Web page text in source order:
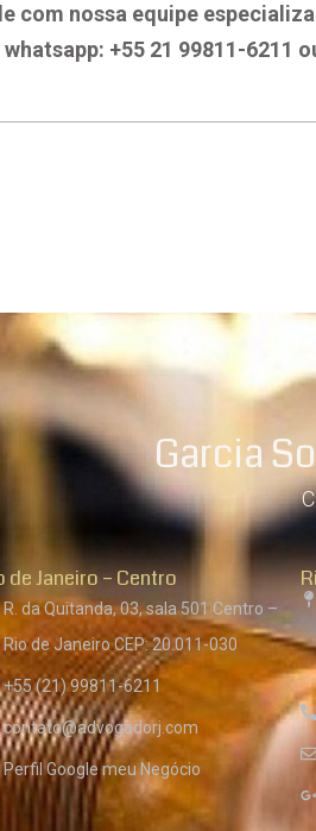
com nossa equipe
+55 21 99811-6211
Garcia
de Janeiro – Centro
R. da Quitanda, 03, sala 501 Centro –
Rio de Janeiro CEP: 20.011-030
+55 (21) 99811-6211
contato@advogadorj.com
Perfil Google meu Negócio